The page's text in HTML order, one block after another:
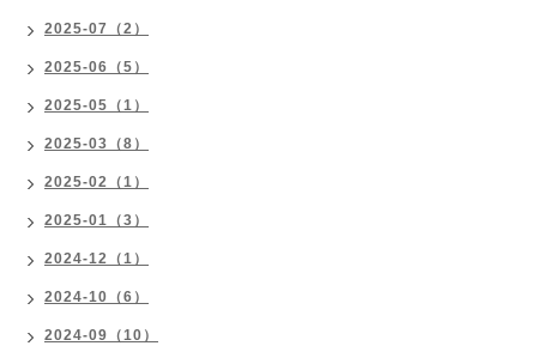
2025-07（2）
2025-06（5）
2025-05（1）
2025-03（8）
2025-02（1）
2025-01（3）
2024-12（1）
2024-10（6）
2024-09（10）